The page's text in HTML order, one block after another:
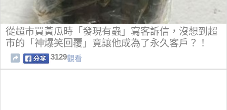
從超市買黃瓜時「發現有蟲」寫客訴信，沒想到超
市的「神爆笑回覆」竟讓他成為了永久客戶？！
3129觀看